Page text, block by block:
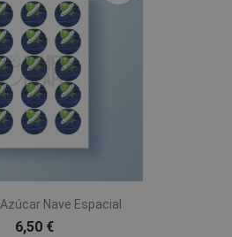
Nave Espacial
6,50 €